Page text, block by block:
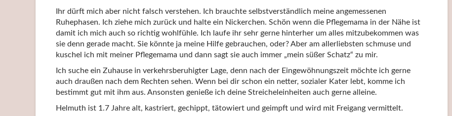
Ihr dürft mich aber nicht falsch verstehen. Ich brauchte selbstverständlich meine angemessenen
Ruhephasen. Ich ziehe mich zurück und halte ein Nickerchen. Schön wenn die Pflegemama in der Nähe ist
damit ich mich auch so richtig wohlfühle. Ich laufe ihr sehr gerne hinterher um alles mitzubekommen was
sie denn gerade macht. Sie könnte ja meine Hilfe gebrauchen, oder? Aber am allerliebsten schmuse und
kuschel ich mit meiner Pflegemama und dann sagt sie auch immer „mein süßer Schatz“ zu mir.
Ich suche ein Zuhause in verkehrsberuhigter Lage, denn nach der Eingewöhnungszeit möchte ich gerne
auch draußen nach dem Rechten sehen. Wenn bei dir schon ein netter, sozialer Kater lebt, komme ich
bestimmt gut mit ihm aus. Ansonsten genieße ich deine Streicheleinheiten auch gerne alleine.
Helmuth ist 1.7 Jahre alt, kastriert, gechippt, tätowiert und geimpft und wird mit Freigang vermittelt.